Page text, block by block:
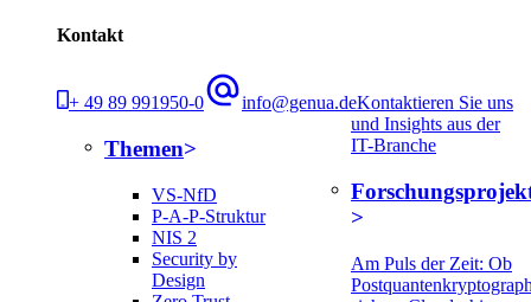
Kontakt
+ 49 89 991950-0 info@genua.deKontaktieren Sie uns
Themen
VS-NfD
P-A-P-Struktur
NIS 2
Security by
Design
und Insights aus der
IT-Branche
Am Puls der Zeit: Ob